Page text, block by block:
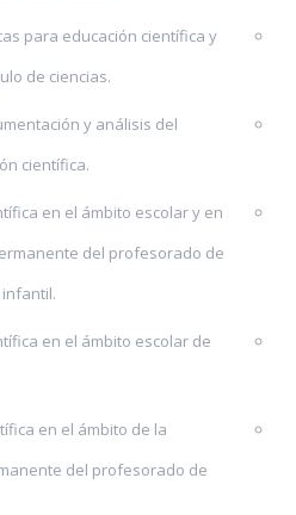
para educación científica y
de ciencias.
y análisis del
científica.
en el ámbito escolar y en
del profesorado de
en el ámbito escolar de
en el ámbito de la
del profesorado de